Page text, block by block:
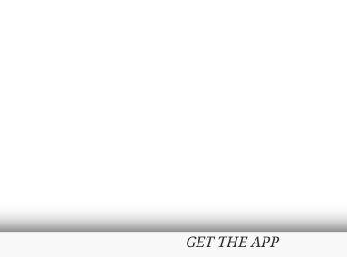
GET THE APP